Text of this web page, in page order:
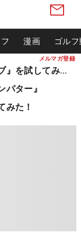
メルマガ登録
漫画 ゴル
飛距離アップの新提案『右手グローブ』を試してみた！
ター』
みた！